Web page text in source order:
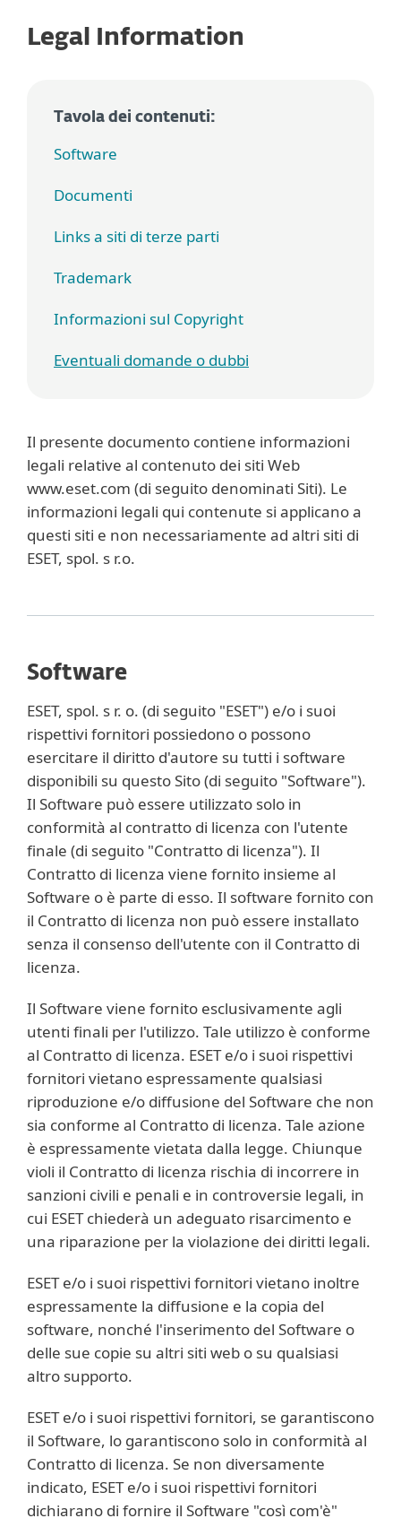
Legal Information
Tavola dei contenuti:
Software
Documenti
Links a siti di terze parti
Trademark
Informazioni sul Copyright
Eventuali domande o dubbi
Il presente documento contiene informazioni
legali relative al contenuto dei siti Web
www.eset.com (di seguito denominati Siti). Le
informazioni legali qui contenute si applicano a
questi siti e non necessariamente ad altri siti di
ESET, spol. s r.o.
Software
ESET, spol. s r. o. (di seguito "ESET") e/o i suoi
rispettivi fornitori possiedono o possono
esercitare il diritto d'autore su tutti i software
disponibili su questo Sito (di seguito "Software").
Il Software può essere utilizzato solo in
conformità al contratto di licenza con l'utente
finale (di seguito "Contratto di licenza"). Il
Contratto di licenza viene fornito insieme al
Software o è parte di esso. Il software fornito con
il Contratto di licenza non può essere installato
senza il consenso dell'utente con il Contratto di
licenza.
Il Software viene fornito esclusivamente agli
utenti finali per l'utilizzo. Tale utilizzo è conforme
al Contratto di licenza. ESET e/o i suoi rispettivi
fornitori vietano espressamente qualsiasi
riproduzione e/o diffusione del Software che non
sia conforme al Contratto di licenza. Tale azione
è espressamente vietata dalla legge. Chiunque
violi il Contratto di licenza rischia di incorrere in
sanzioni civili e penali e in controversie legali, in
cui ESET chiederà un adeguato risarcimento e
una riparazione per la violazione dei diritti legali.
ESET e/o i suoi rispettivi fornitori vietano inoltre
espressamente la diffusione e la copia del
software, nonché l'inserimento del Software o
delle sue copie su altri siti web o su qualsiasi
altro supporto.
ESET e/o i suoi rispettivi fornitori, se garantiscono
il Software, lo garantiscono solo in conformità al
Contratto di licenza. Se non diversamente
indicato, ESET e/o i suoi rispettivi fornitori
dichiarano di fornire il Software "così com'è"